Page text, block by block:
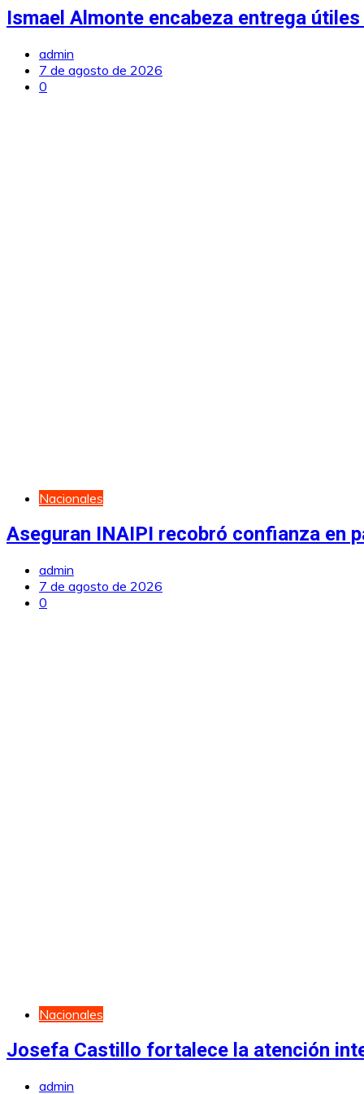
Ismael Almonte encabeza entrega
admin
7 de agosto de 2026
0
Nacionales
Aseguran INAIPI recobró confianza en
admin
7 de agosto de 2026
0
Nacionales
Josefa Castillo fortalece la atención
admin